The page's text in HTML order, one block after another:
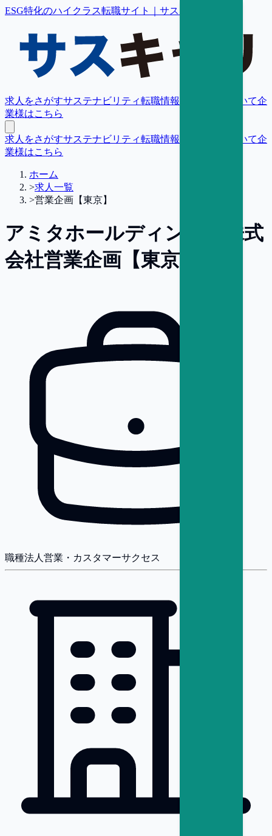
ESG特化のハイクラス転職サイト｜サスキャリ
求人をさがすサステナビリティ転職情報 転職支援について企
業様はこちら
求人をさがすサステナビリティ転職情報 転職支援について企
業様はこちら
ホーム
>求人一覧
>営業企画【東京】
アミタホールディングス株式
会社営業企画【東京】
職種法人営業・カスタマーサクセス